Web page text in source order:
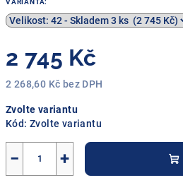
VARIANTA:
2 745 Kč
2 268,60 Kč bez DPH
cena:
Zvolte variantu
Kód: Zvolte variantu
+
−